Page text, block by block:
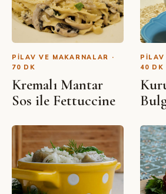
Orijinal Lazanya
PILAV VE MAKARNALAR ·
70 DK
Kremalı Mantar
Sos ile Fettuccine
PILAV
40 DK